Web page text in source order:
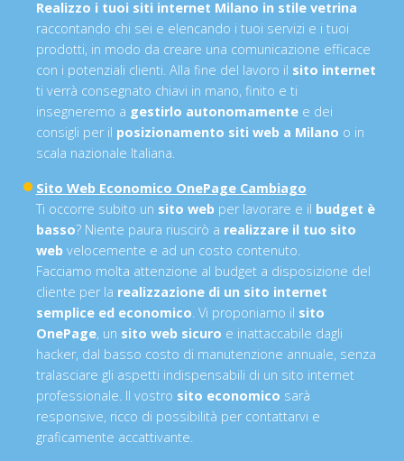
Realizzo i tuoi siti internet Milano in stile vetrina
raccontando chi sei e elencando i tuoi servizi e i tuoi
prodotti, in modo da creare una comunicazione efficace
con i potenziali clienti. Alla fine del lavoro il sito internet
ti verrà consegnato chiavi in mano, finito e ti
insegneremo a gestirlo autonomamentee dei
consigli per il posizionamento siti web a Milano o in
scala nazionale Italiana.
Sito Web Economico OnePage Cambiago
Ti occorre subito un sito web per lavorare e il budget è
basso? Niente paura riuscirò a realizzare il tuo sito
web velocemente e ad un costo contenuto.
Facciamo molta attenzione al budget a disposizione del
cliente per la realizzazione di un sito internet
semplice ed economico . Vi proponiamo il sito
OnePage, un sito web sicuro e inattaccabile dagli
hacker, dal basso costo di manutenzione annuale, senza
tralasciare gli aspetti indispensabili di un sito internet
professionale. Il vostro sito economico sarà
responsive, ricco di possibilità per contattarvi e
graficamente accattivante.